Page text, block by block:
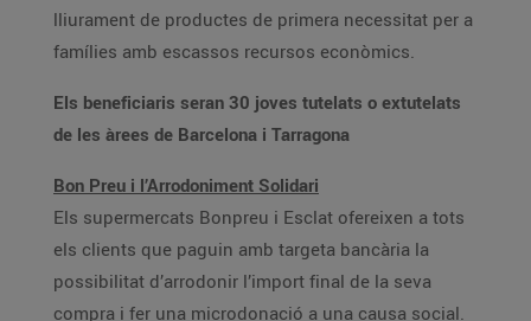
lliurament de productes de primera necessitat per a
famílies amb escassos recursos econòmics.
Els beneficiaris seran 30 joves tutelats o extutelats
de les àrees de Barcelona i Tarragona
Bon Preu i l’Arrodoniment Solidari
Els supermercats Bonpreu i Esclat ofereixen a tots
els clients que paguin amb targeta bancària la
possibilitat d’arrodonir l’import final de la seva
compra i fer una microdonació a una causa social.